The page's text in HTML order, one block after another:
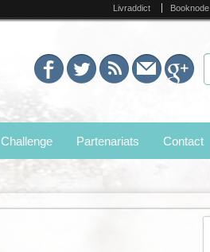
Livraddict Booknode
Challenge Partenariats Contact